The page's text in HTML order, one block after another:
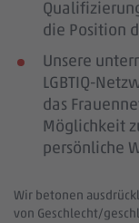
die Position
Unsere
LGBTIQ-
das
Möglichkeit
persönliche
Wir betonen
von Geschlecht/